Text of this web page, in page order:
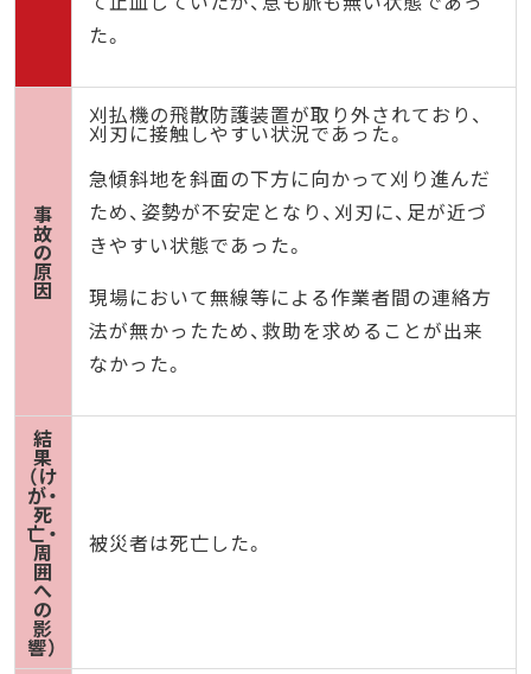
た。
事
故
の
原
因
刈払機の飛散防護装置が取り外されており、
刈刃に接触しやすい状況であった。
急傾斜地を斜面の下方に向かって刈り進んだ
ため、姿勢が不安定となり、刈刃に、足が近づ
きやすい状態であった。
現場において無線等による作業者間の連絡方
法が無かったため、救助を求めることが出来
なかった。
結
果
（け
が・
死
亡・
周
囲
へ
の
影
響）
被災者は死亡した。